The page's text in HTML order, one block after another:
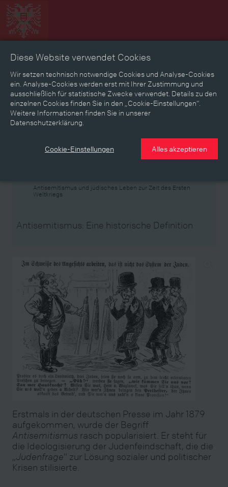
Zeitbild Zeitreise Landkarte Erinnerungen
Mediathek Textmodus
Themen Zeiträume Aspekte
Antisemitismus und jüdisches Leben zur Zeit des Ersten
Weltkriegs
Antisemitismus: Eine historische Definition
Erstmals in der deutschen Presse im Jahr 1879
aufgekommen, wurde der Begriff
Antisemitismus rasch popularisiert. Er steht für
die Ideologisierung der Judenfeindschaft, die die
„Judenfrage“ zur Lösung sozialer und politischer
Krisen stilisierte.
Diese Website verwendet Cookies
Wir setzen technisch notwendige Cookies und Analyse-Cookies
ein. Analyse-Cookies werden erst mit Ihrer Zustimmung und
ausschließlich für statistische Zwecke verwendet. Details zu den
einzelnen Cookies finden Sie in den „Cookie-Einstellungen“.
Weitere Informationen finden Sie in unserer
Datenschutzerklärung.
Cookie-Einstellungen Alles akzeptieren